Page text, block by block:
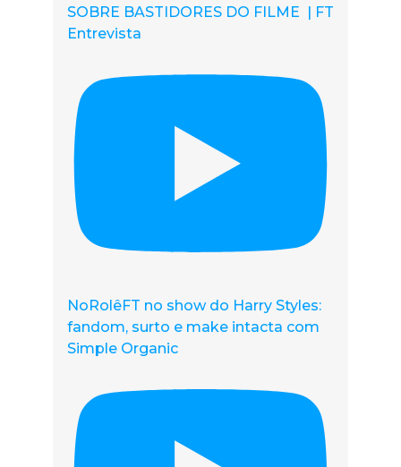
SOBRE BASTIDORES DO FILME | FT
Entrevista
NoRolêFT no show do Harry Styles:
fandom, surto e make intacta com
Simple Organic